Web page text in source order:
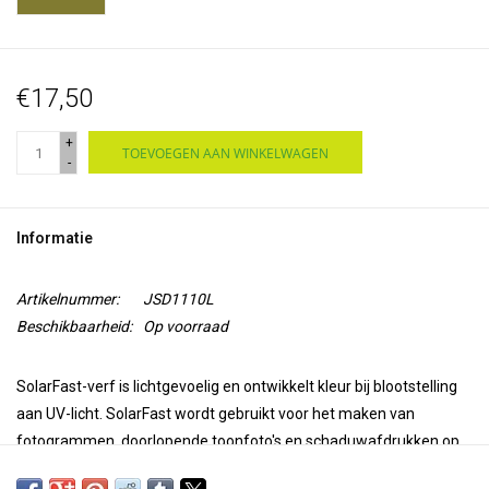
€17,50
+
-
TOEVOEGEN AAN WINKELWAGEN
Informatie
Artikelnummer:
JSD1110L
Beschikbaarheid:
Op voorraad
SolarFast-verf is lichtgevoelig en ontwikkelt kleur bij blootstelling
aan UV-licht. SolarFast wordt gebruikt voor het maken van
fotogrammen, doorlopende toonfoto's en schaduwafdrukken op